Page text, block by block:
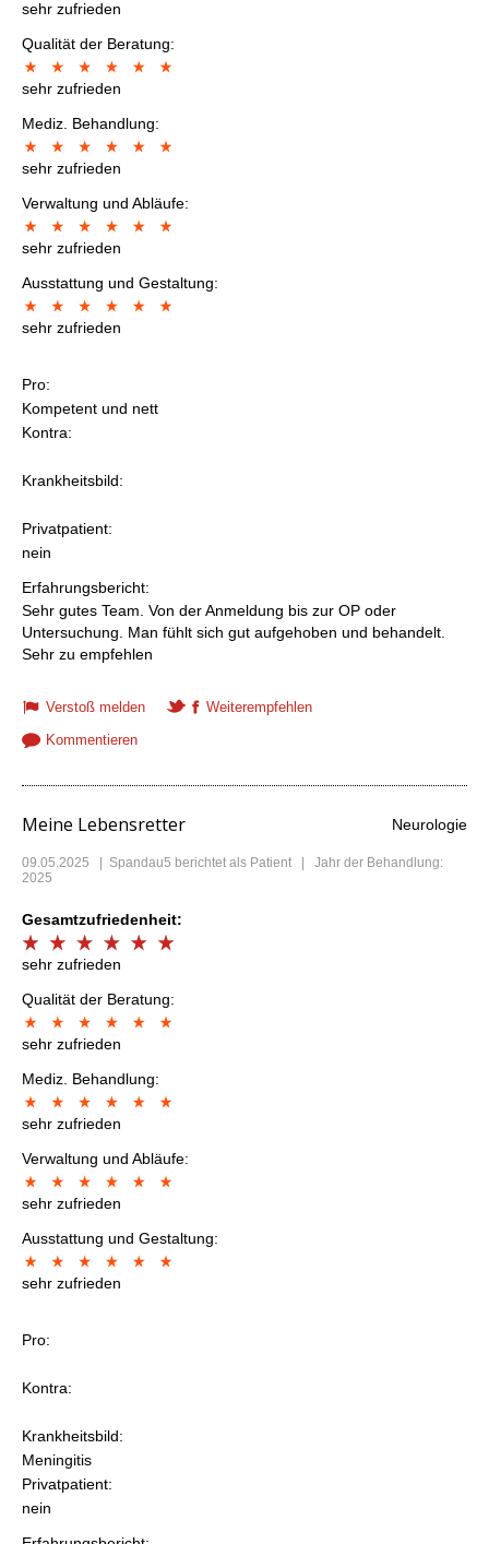
sehr zufrieden
Qualität der Beratung:
sehr zufrieden
Mediz. Behandlung:
sehr zufrieden
Verwaltung und Abläufe:
sehr zufrieden
Ausstattung und Gestaltung:
sehr zufrieden
Pro:
Kompetent und nett
Kontra:
Krankheitsbild:
Privatpatient:
nein
Erfahrungsbericht:
Sehr gutes Team. Von der Anmeldung bis zur OP oder
Untersuchung. Man fühlt sich gut aufgehoben und behandelt.
Sehr zu empfehlen
Verstoß melden
Weiterempfehlen
Kommentieren
Meine Lebensretter Neurologie
09.05.2025 Spandau5 berichtet als Patient | Jahr der Behandlung:
2025
Gesamtzufriedenheit:
sehr zufrieden
Qualität der Beratung:
sehr zufrieden
Mediz. Behandlung:
sehr zufrieden
Verwaltung und Abläufe:
sehr zufrieden
Ausstattung und Gestaltung:
sehr zufrieden
Pro:
Kontra:
Krankheitsbild:
Meningitis
Privatpatient:
nein